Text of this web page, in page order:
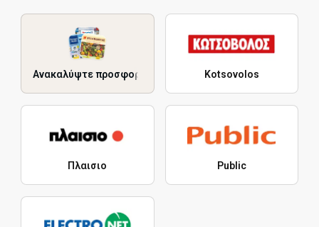
Ανακαλύψτε προσφορές Kotsovolos
Πλαισιο Public